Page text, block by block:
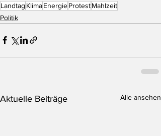
Landtag KlimaEnergieProtestMahlzeit
Politik
Aktuelle Beiträge Alle ansehen